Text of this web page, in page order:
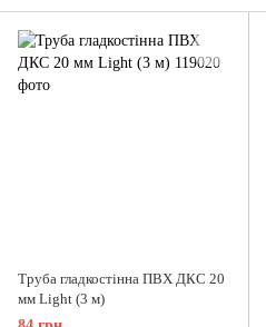
Труба гладкостінна ПВХ ДКС 20
мм Light (3 м)